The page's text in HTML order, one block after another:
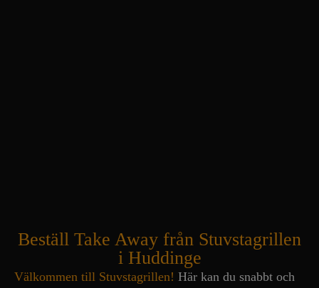
Beställ Take Away från Stuvstagrillen
i Huddinge
Välkommen till Stuvstagrillen! Här kan du snabbt och